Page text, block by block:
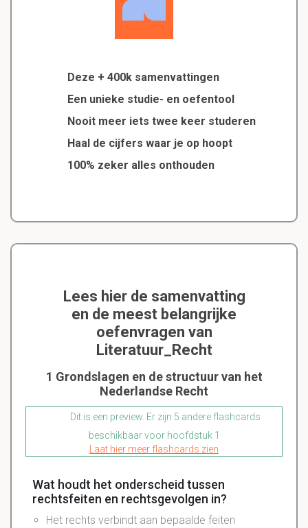
Deze + 400k samenvattingen
Een unieke studie- en oefentool
Nooit meer iets twee keer studeren
Haal de cijfers waar je op hoopt
100% zeker alles onthouden
Lees hier de samenvatting
en de meest belangrijke
oefenvragen van
Literatuur_Recht
1 Grondslagen en de structuur van het
Nederlandse Recht
Dit is een preview. Er zijn 5 andere flashcards
beschikbaar voor hoofdstuk 1
Laat hier meer flashcards zien
Wat houdt het onderscheid tussen
rechtsfeiten en rechtsgevolgen in?
Het rechts verbindt aan bepaalde feiten